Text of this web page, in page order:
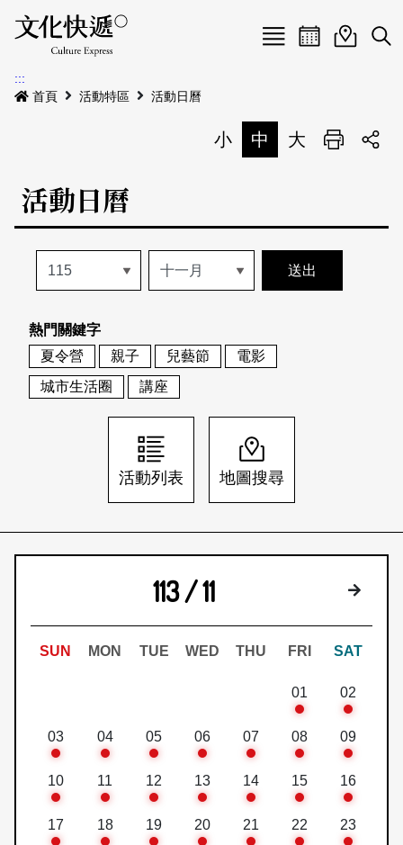
Menu
最新公告
本期專題
歷史專題
活動特區
活動列表
地圖搜尋
關於我們
關於我們
刊物索取地點
會員基本資料
刊登活動
網站導覽 English
日本語 登入/註冊
活動日曆活動地圖
展
:::
首頁
活動特區 活動日曆
小 中 大 列印
活動日曆
熱門關鍵字
夏令營
親子 兒藝節
電影
城市生活圈
講座
活動列表 地圖搜尋
113 / 11 下個月
SUN MON TUE WED THU FRI SAT
01 02
03 04 05 06 07 08 09
10 11 12 13 14 15 16
17 18 19 20 21 22 23